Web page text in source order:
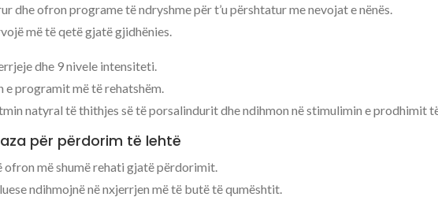
dhe ofron programe të ndryshme për t’u përshtatur me nevojat e nënës.
më të qetë gjatë gjidhënies.
dhe 9 nivele intensiteti.
e programit më të rehatshëm.
natyral të thithjes së të porsalindurit dhe ndihmon në stimulimin e prodhimit
për përdorim të lehtë
më shumë rehati gjatë përdorimit.
ndihmojnë në nxjerrjen më të butë të qumështit.